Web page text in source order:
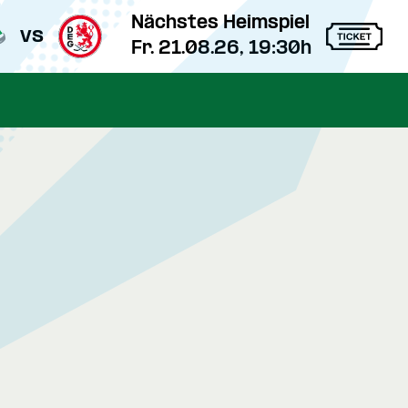
vs
Nächstes Heimspiel
Fr. 21.08.26, 19:30h